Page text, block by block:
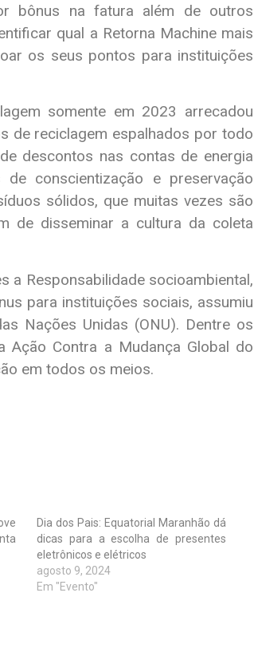
bônus na fatura além de outros
qual a Retorna Machine mais
os seus pontos para instituições
somente em 2023 arrecadou
de reciclagem espalhados por todo
descontos nas contas de energia
conscientização e preservação
sólidos, que muitas vezes são
de disseminar a cultura da coleta
a Responsabilidade socioambiental,
para instituições sociais, assumiu
Nações Unidas (ONU). Dentre os
Ação Contra a Mudança Global do
em todos os meios.
Dia dos Pais: Equatorial Maranhão dá
dicas para a escolha de presentes
eletrônicos e elétricos
agosto 9, 2024
Em "Evento"